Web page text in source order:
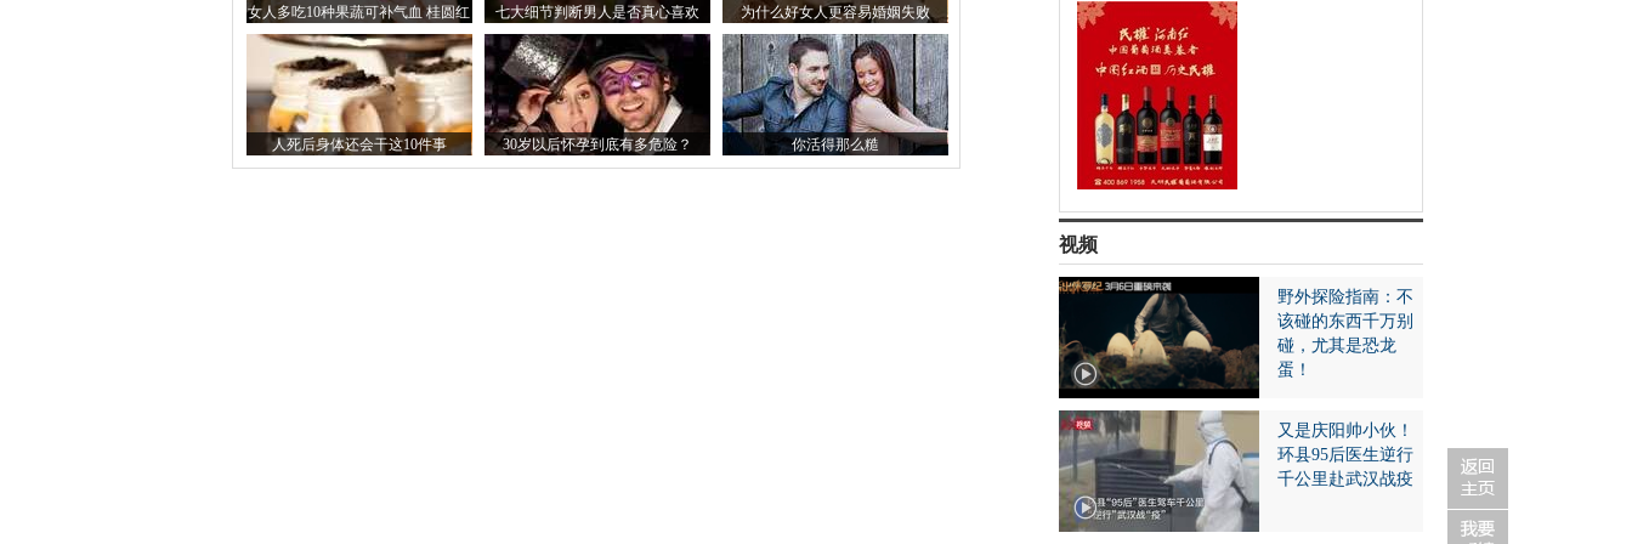
女人多吃10种果蔬可补气血 桂圆红
枣不可少
七大细节判断男人是否真心喜欢
你？
为什么好女人更容易婚姻失败
人死后身体还会干这10件事 30岁以后怀孕到底有多危险？ 你活得那么糙
视频
野外探险指南：不
该碰的东西千万别
碰，尤其是恐龙
蛋！
又是庆阳帅小伙！
环县95后医生逆行
千公里赴武汉战疫